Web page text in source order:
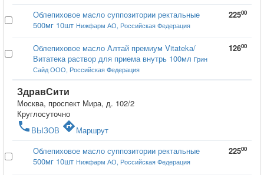
Облепиховое масло суппозитории ректальные
500мг 10шт Нижфарм АО, Российская Федерация
22500
Облепиховое масло Алтай премиум Vitateka/
Витатека раствор для приема внутрь 100мл Грин
Сайд ООО, Российская Федерация
12600
ЗдравСити
Москва, проспект Мира, д. 102/2
Круглосуточно
phone ВЫЗОВ directionsМаршрут
Облепиховое масло суппозитории ректальные
500мг 10шт Нижфарм АО, Российская Федерация
22500